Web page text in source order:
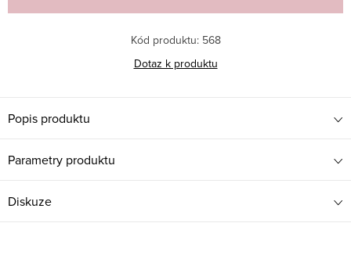
Kód produktu: 568
Dotaz k produktu
Popis produktu
Parametry produktu
Diskuze